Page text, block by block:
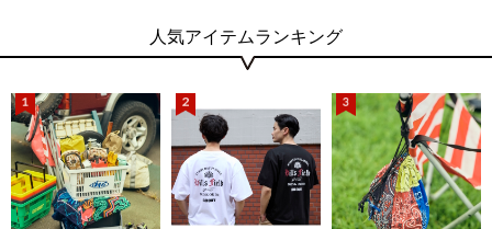
人気アイテムランキング